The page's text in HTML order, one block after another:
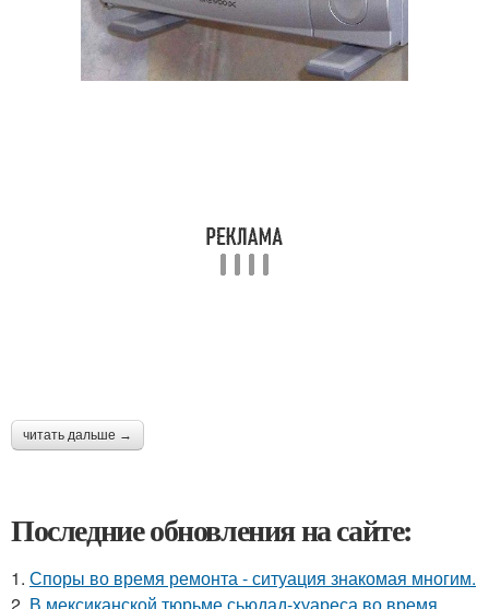
читать дальше →
Последние обновления на сайте:
1. Споры во время ремонта - ситуация знакомая многим.